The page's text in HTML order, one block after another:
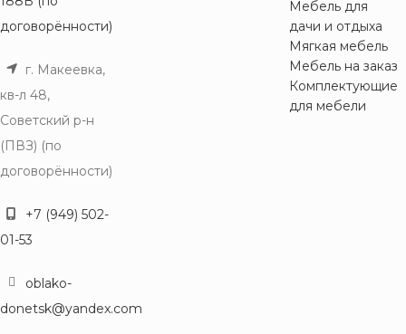
договорённости)
г. Макеевка,
кв-л 48,
Советский р-н
(ПВЗ) (по
договорённости)
+7 (949) 502-
01-53
oblako-
donetsk@yandex.com
Мебель для
дачи и отдыха
Мягкая мебель
Мебель на заказ
Комплектующие
для мебели